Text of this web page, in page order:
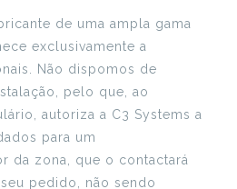
de uma ampla gama
exclusivamente a
Não dispomos de
pelo que, ao
autoriza a C3 Systems a
para um
da zona, que o contactará
pedido, não sendo